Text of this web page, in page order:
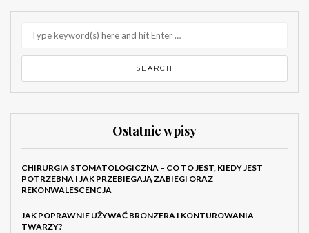
Ostatnie wpisy
CHIRURGIA STOMATOLOGICZNA – CO TO JEST, KIEDY JEST
POTRZEBNA I JAK PRZEBIEGAJĄ ZABIEGI ORAZ
REKONWALESCENCJA
JAK POPRAWNIE UŻYWAĆ BRONZERA I KONTUROWANIA
TWARZY?